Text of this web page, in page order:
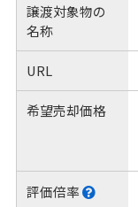
譲渡対象物の
名称
URL
希望売却価格
評価倍率